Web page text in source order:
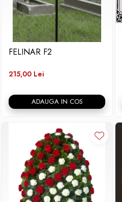
FELINAR F2
215,00 Lei
ADAUGA IN COS